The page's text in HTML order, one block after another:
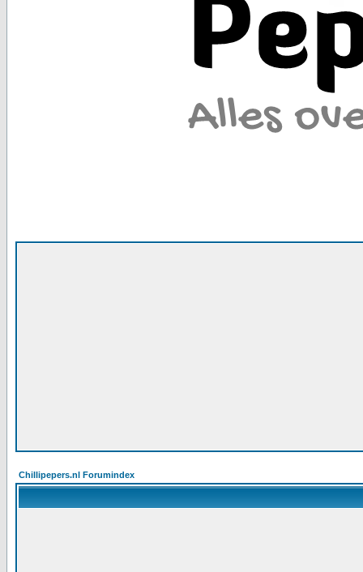
Chillipepers.nl Forumindex